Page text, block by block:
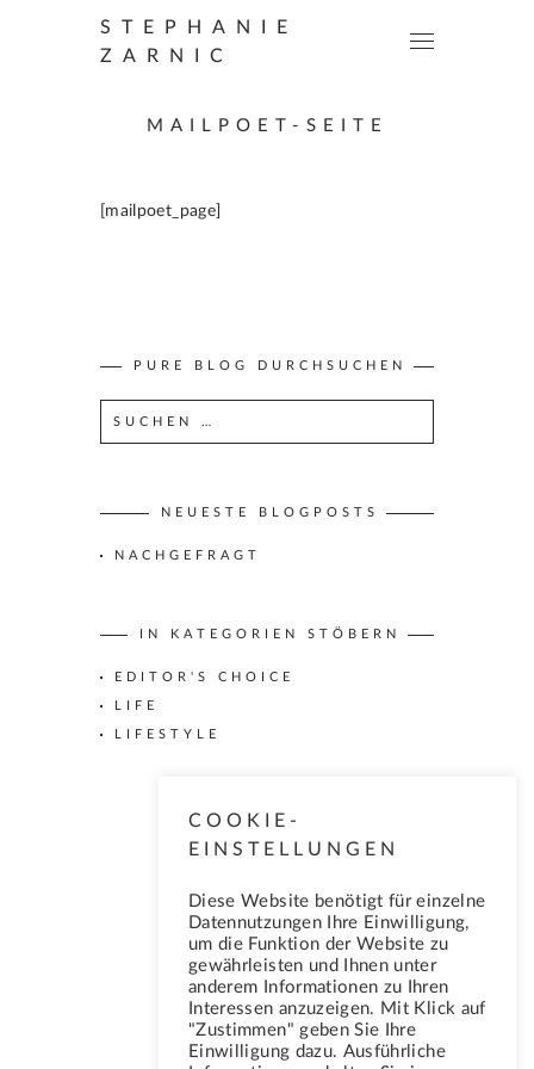
STEPHANIE
ZARNIC
MAILPOET-SEITE
[mailpoet_page]
PURE BLOG DURCHSUCHEN
e
n
h
NEUESTE BLOGPOSTS
NACHGEFRAGT
IN KATEGORIEN STÖBERN
EDITOR'S CHOICE
LIFE
LIFESTYLE
COOKIE-
EINSTELLUNGEN
Diese Website benötigt für einzelne
Datennutzungen Ihre Einwilligung,
um die Funktion der Website zu
gewährleisten und Ihnen unter
anderem Informationen zu Ihren
Interessen anzuzeigen. Mit Klick auf
"Zustimmen" geben Sie Ihre
Einwilligung dazu. Ausführliche